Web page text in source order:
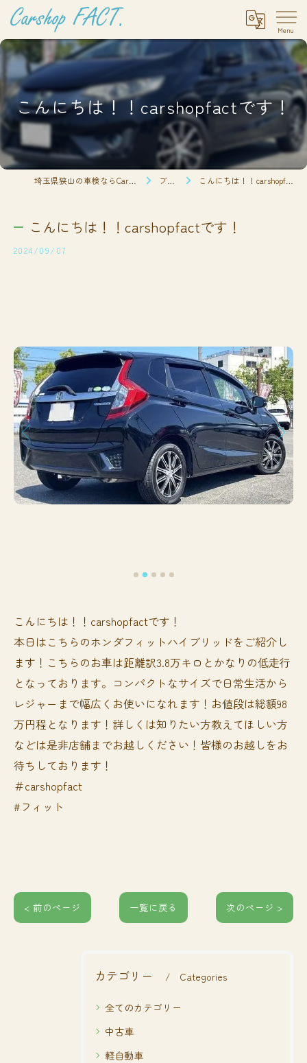
こんにちは！！carshopfactです！
ブログ こんにちは！！carshopfactです！
こんにちは！！carshopfactです！
2024/09/07
こんにちは！！carshopfactです！
本日はこちらのホンダフィットハイブリッドをご紹介し
ます！こちらのお車は距離訳3.8万キロとかなりの低走行
となっております。コンパクトなサイズで日常生活から
レジャーまで幅広くお使いになれます！お値段は総額98
万円程となります！詳しくは知りたい方教えてほしい方
などは是非店舗までお越しください！皆様のお越しをお
待ちしております！
＃carshopfact
#フィット
< 前のページ 一覧に戻る 次のページ >
カテゴリー Categories
全てのカテゴリー
中古車
軽自動車